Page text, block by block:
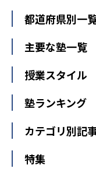
都道府県別一
北海道・東北
山形県
福島県
関東
東京都
神奈川
栃木県
群馬県
新潟県
主要な塾一覧
【掲載塾一覧を見
東京個別指導学院
明光義塾
個別教室のトライ
授業スタイル
個別指導
オンライン指導
塾ランキング
中学受験ランキ
カテゴリ別記
中学受験
特集